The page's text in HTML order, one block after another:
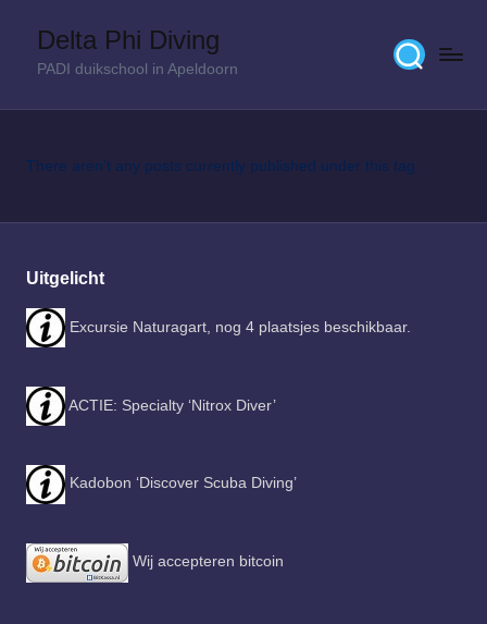
Delta Phi Diving
PADI duikschool in Apeldoorn
There aren’t any posts currently published under this tag.
Uitgelicht
Excursie Naturagart, nog 4 plaatsjes beschikbaar.
ACTIE: Specialty ‘Nitrox Diver’
Kadobon ‘Discover Scuba Diving’
Wij accepteren bitcoin